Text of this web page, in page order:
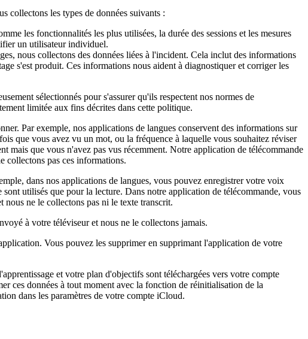
collectons les types de données suivants :
les fonctionnalités les plus utilisées, la durée des sessions et les mesures
un utilisateur individuel.
nous collectons des données liées à l'incident. Cela inclut des informations
s'est produit. Ces informations nous aident à diagnostiquer et corriger les
sélectionnés pour s'assurer qu'ils respectent nos normes de
limitée aux fins décrites dans cette politique.
Par exemple, nos applications de langues conservent des informations sur
que vous avez vu un mot, ou la fréquence à laquelle vous souhaitez réviser
mais que vous n'avez pas vus récemment. Notre application de télécommande
collectons pas ces informations.
dans nos applications de langues, vous pouvez enregistrer votre voix
utilisés que pour la lecture. Dans notre application de télécommande, vous
ne le collectons pas ni le texte transcrit.
à votre téléviseur et nous ne le collectons jamais.
Vous pouvez les supprimer en supprimant l'application de votre
et votre plan d'objectifs sont téléchargées vers votre compte
ces données à tout moment avec la fonction de réinitialisation de la
dans les paramètres de votre compte iCloud.